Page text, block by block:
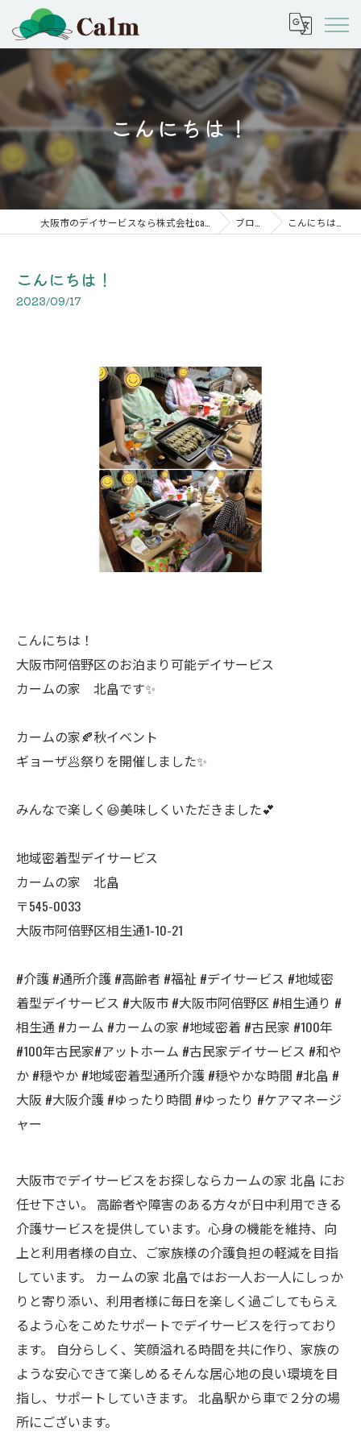
こんにちは！
ブログ こんにちは！
こんにちは！
2023/09/17
こんにちは！
大阪市阿倍野区のお泊まり可能デイサービス
カームの家 北畠です✨
カームの家🍂秋イベント
ギョーザ🥟祭りを開催しました✨
みんなで楽しく😆美味しくいただきました💕
地域密着型デイサービス
カームの家 北畠
〒545-0033
大阪市阿倍野区相生通1-10-21
#介護 #通所介護 #高齢者 #福祉 #デイサービス #地域密
着型デイサービス #大阪市 #大阪市阿倍野区 #相生通り #
相生通 #カーム #カームの家 #地域密着 #古民家 #100年
#100年古民家#アットホーム #古民家デイサービス #和や
か #穏やか #地域密着型通所介護 #穏やかな時間 #北畠 #
大阪 #大阪介護 #ゆったり時間 #ゆったり #ケアマネージ
ャー
大阪市でデイサービスをお探しならカームの家 北畠 にお
任せ下さい。 高齢者や障害のある方々が日中利用できる
介護サービスを提供しています。心身の機能を維持、向
上と利用者様の自立、ご家族様の介護負担の軽減を目指
しています。 カームの家 北畠ではお一人お一人にしっか
りと寄り添い、利用者様に毎日を楽しく過ごしてもらえ
るよう心をこめたサポートでデイサービスを行っており
ます。 自分らしく、笑顔溢れる時間を共に作り、家族の
ような安心できて楽しめるそんな居心地の良い環境を目
指し、サポートしていきます。 北畠駅から車で２分の場
所にございます。